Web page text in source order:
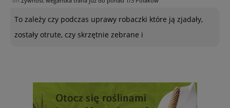
To zależy czy podczas uprawy robaczki które ją zjadały,
zostały otrute, czy skrzętnie zebrane i